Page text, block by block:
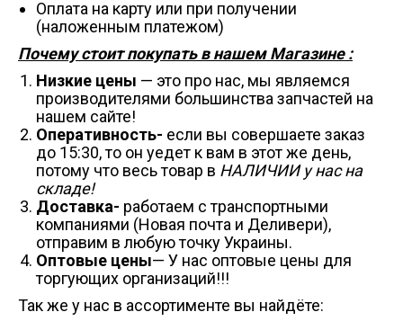
Оплата на карту или при получении
(наложенным платежом)
Почему стоит покупать в нашем Магазине :
Низкие цены — это про нас, мы являемся
производителями большинства запчастей на
нашем сайте!
Оперативность- если вы совершаете заказ
до 15:30, то он уедет к вам в этот же день,
потому что весь товар в НАЛИЧИИ у нас на
складе!
Доставка- работаем с транспортными
компаниями (Новая почта и Деливери),
отправим в любую точку Украины.
Оптовые цены— У нас оптовые цены для
торгующих организаций!!!
Так же у нас в ассортименте вы найдёте: